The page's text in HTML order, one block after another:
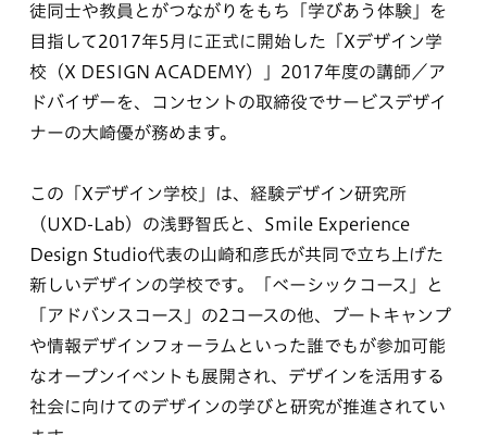
徒同士や教員とがつながりをもち「学びあう体験」を
目指して2017年5月に正式に開始した「Xデザイン学
校（X DESIGN ACADEMY）」2017年度の講師／ア
ドバイザーを、コンセントの取締役でサービスデザイ
ナーの大崎優が務めます。
この「Xデザイン学校」は、経験デザイン研究所
（UXD-Lab）の浅野智氏と、Smile Experience
Design Studio代表の山崎和彦氏が共同で立ち上げた
新しいデザインの学校です。「ベーシックコース」と
「アドバンスコース」の2コースの他、ブートキャンプ
や情報デザインフォーラムといった誰でもが参加可能
なオープンイベントも展開され、デザインを活用する
社会に向けてのデザインの学びと研究が推進されてい